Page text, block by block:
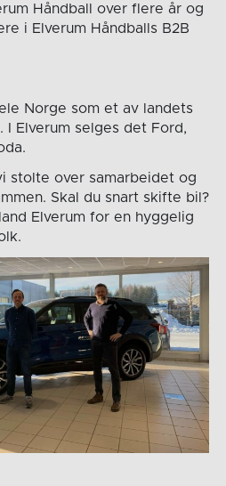
Håndball over flere år og
i Elverum Håndballs B2B
Norge som et av landets
I Elverum selges det Ford,
stolte over samarbeidet og
Skal du snart skifte bil?
Elverum for en hyggelig